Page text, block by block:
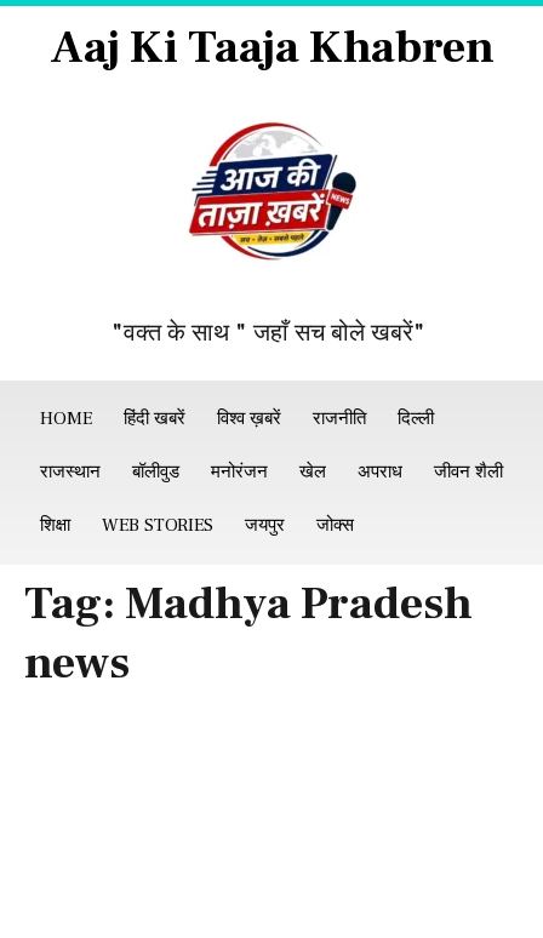
Aaj Ki Taaja Khabren
"वक्त के साथ " जहाँ सच बोले खबरें"
HOME हिंदी खबरें विश्व ख़बरें राजनीति दिल्ली
राजस्थान बॉलीवुड मनोरंजन खेल अपराध जीवन शैली
शिक्षा WEB STORIES जयपुर जोक्स
Tag: Madhya Pradesh
news